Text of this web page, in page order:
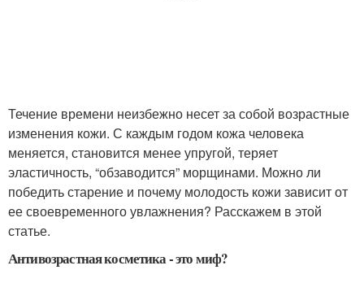
Течение времени неизбежно несет за собой возрастные
изменения кожи. С каждым годом кожа человека
меняется, становится менее упругой, теряет
эластичность, “обзаводится” морщинами. Можно ли
победить старение и почему молодость кожи зависит от
ее своевременного увлажнения? Расскажем в этой
статье.
Антивозрастная косметика - это миф?